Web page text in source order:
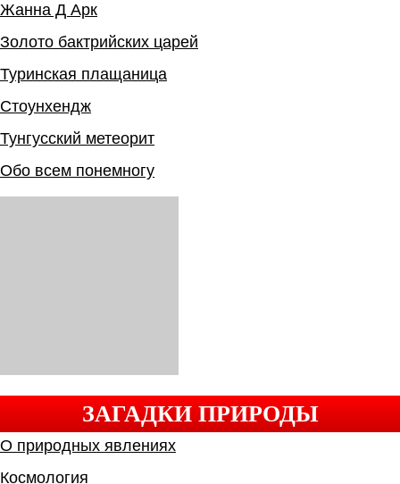
Жанна Д Арк
Золото бактрийских царей
Туринская плащаница
Стоунхендж
Тунгусский метеорит
Обо всем понемногу
ЗАГАДКИ ПРИРОДЫ
О природных явлениях
Космология